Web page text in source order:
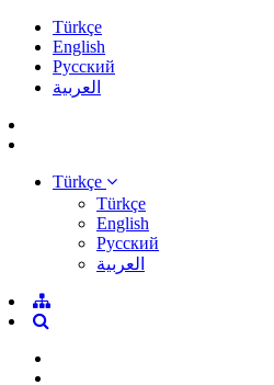
Türkçe
English
Pусский
العربية
Türkçe
Türkçe
English
Pусский
العربية